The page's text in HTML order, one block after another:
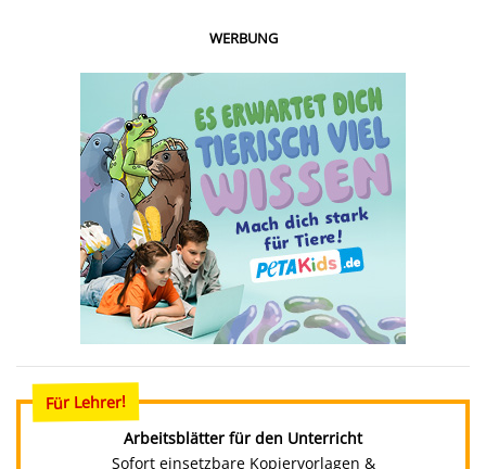
WERBUNG
Für Lehrer!
Arbeitsblätter für den Unterricht
Sofort einsetzbare Kopiervorlagen &